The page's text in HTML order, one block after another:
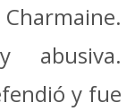
abusiva.
y fue